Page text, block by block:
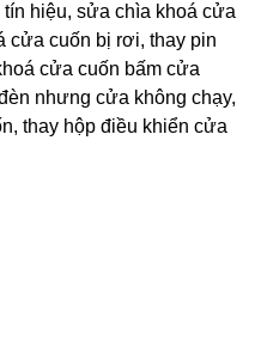
tín hiệu, sửa chìa khoá cửa
cửa cuốn bị rơi, thay pin
cửa cuốn bấm cửa
nhưng cửa không chạy,
thay hộp điều khiển cửa